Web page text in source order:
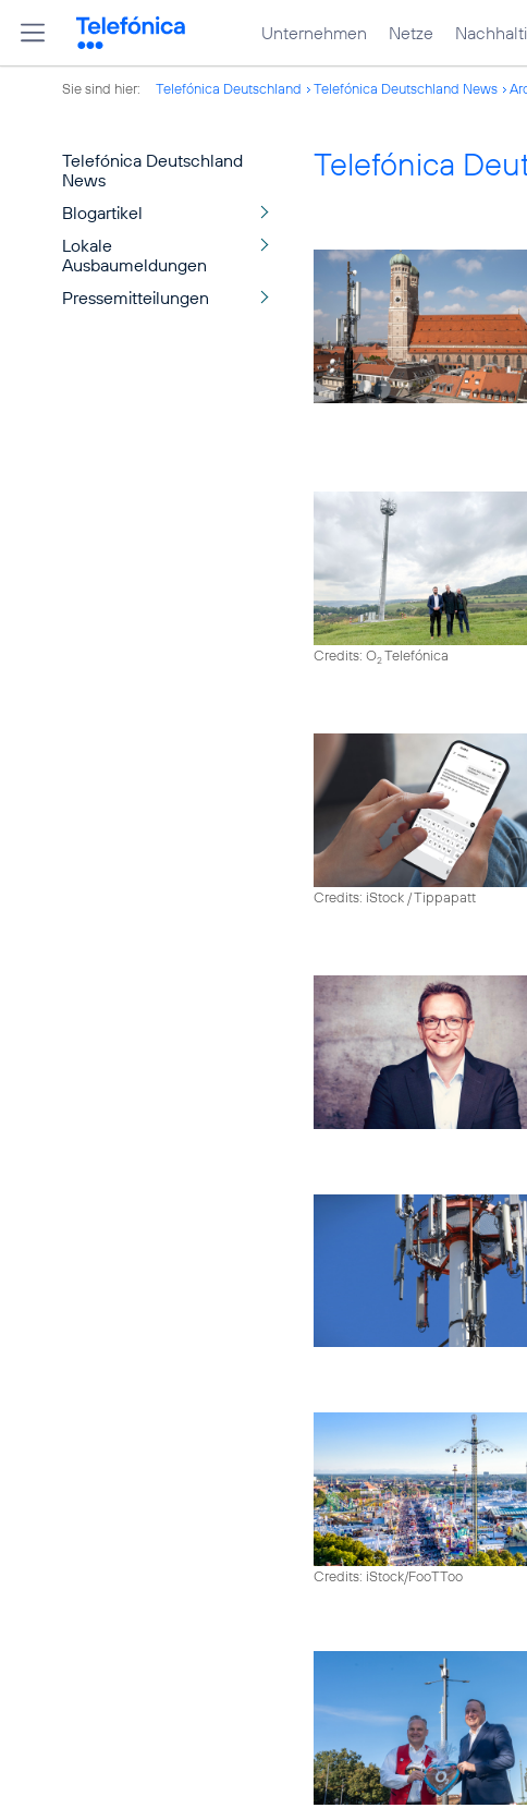
Unternehmen Netze
Sie sind hier: Telefónica Deutschland Telefónica Deutschland News
Telefónica Deutschland
News
Blogartikel
Lokale
Ausbaumeldungen
Pressemitteilungen
Telefónica
Credits: O2Telefónica
Credits: iStock / Tippapatt
Credits: iStock/FooTToo